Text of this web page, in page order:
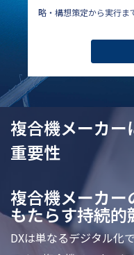
略・構想策定から実行ま
複合機メーカー
重要性
複合機メーカー
もたらす持続的
DXは単なるデジタル化